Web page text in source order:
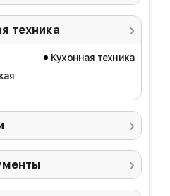
техника
Кухонная техника